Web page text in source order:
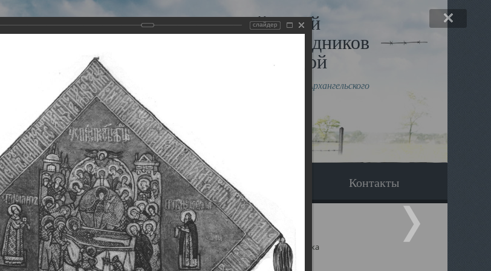
Виртуальный музей
Новомучеников и исповедников
Земли Архангельской
Сайт создан по благословлению митрополита Архангельского
Наследники Галерея Вопрос-ответ Контакты
Галерея Храмы-мученики Архангельска Свято-Троицкий собор Архангельска
слайдер